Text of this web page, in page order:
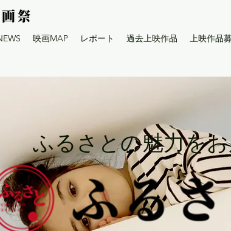
映画MAP レポート 過去上映作品 上映作品
ふるさとの魅力を